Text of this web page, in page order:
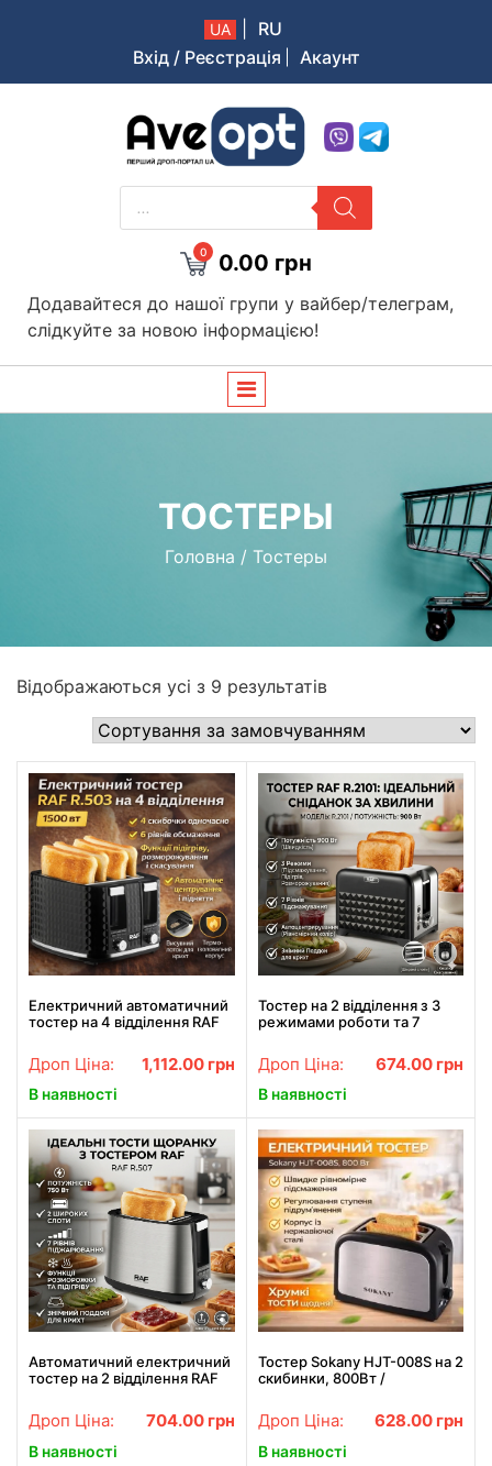
UA
RU
Вхід / Реєстрація
Акаунт
Aveopt – оптова дропшипінг платформа в Україні
PRODUCTS
SEARCH
0 0.00 грн
Додавайтеся до нашої групи у вайбер/телеграм,
слідкуйте за новою інформацією!
ТОСТЕРЫ
Головна / Тостеры
Відображаються усі з 9 результатів
Електричний автоматичний
тостер на 4 відділення RAF
Дроп Ціна: 1,112.00 грн
В наявності
Тостер на 2 відділення з 3
режимами роботи та 7
R.2101 900 Вт
Дроп Ціна: 674.00 грн
В наявності
Автоматичний електричний
тостер на 2 відділення RAF
Дроп Ціна: 704.00 грн
В наявності
Тостер Sokany HJT-008S на 2
скибинки, 800Вт /
Електричний тостер
подвійний
Дроп Ціна: 628.00 грн
В наявності